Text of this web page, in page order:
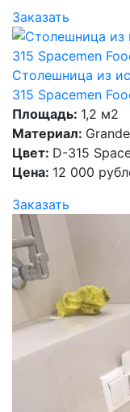
Заказать
Столешница из
315 Spacemen
Площадь: 1,2 м2
Материал:
Цвет: D-315
Цена: 12 000
Заказать